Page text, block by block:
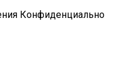
Конфиденциально